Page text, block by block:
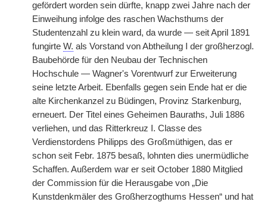
gefördert worden sein dürfte, knapp zwei Jahre nach der
Einweihung infolge des raschen Wachsthums der
Studentenzahl zu klein ward, da wurde — seit April 1891
fungirte W. als Vorstand von Abtheilung I der großherzogl.
Baubehörde für den Neubau der Technischen
Hochschule — Wagner's Vorentwurf zur Erweiterung
seine letzte Arbeit. Ebenfalls gegen sein Ende hat er die
alte Kirchenkanzel zu Büdingen, Provinz Starkenburg,
erneuert. Der Titel eines Geheimen Bauraths, Juli 1886
verliehen, und das Ritterkreuz I. Classe des
Verdienstordens Philipps des Großmüthigen, das er
schon seit Febr. 1875 besaß, lohnten dies unermüdliche
Schaffen. Außerdem war er seit October 1880 Mitglied
der Commission für die Herausgabe von „Die
Kunstdenkmäler des Großherzogthums Hessen“ und hat